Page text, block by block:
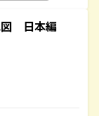
日本編